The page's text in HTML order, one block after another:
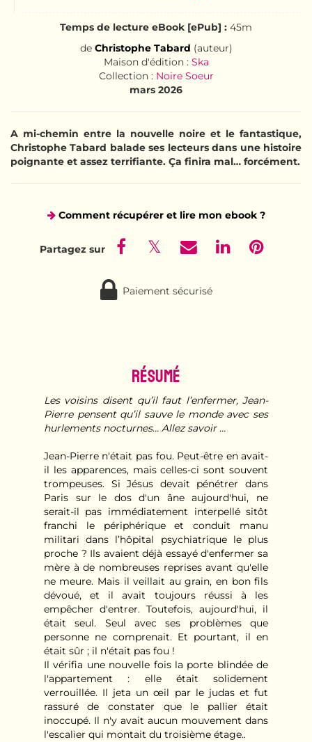
Temps de lecture eBook [ePub] : 45m
de Christophe Tabard (auteur)
Maison d'édition : Ska
Collection : Noire Soeur
mars 2026
A mi-chemin entre la nouvelle noire et le fantastique,
Christophe Tabard balade ses lecteurs dans une histoire
poignante et assez terrifiante. Ça finira mal… forcément.
Comment récupérer et lire mon ebook ?
Paiement sécurisé
Résumé
Les voisins disent qu’il faut l’enfermer, Jean-
Pierre pensent qu’il sauve le monde avec ses
hurlements nocturnes… Allez savoir …
Jean-Pierre n'était pas fou. Peut-être en avait-
il les apparences, mais celles-ci sont souvent
trompeuses. Si Jésus devait pénétrer dans
Paris sur le dos d'un âne aujourd'hui, ne
serait-il pas immédiatement interpellé sitôt
franchi le périphérique et conduit manu
militari dans l’hôpital psychiatrique le plus
proche ? Ils avaient déjà essayé d'enfermer sa
mère à de nombreuses reprises avant qu'elle
ne meure. Mais il veillait au grain, en bon fils
dévoué, et il avait toujours réussi à les
empêcher d'entrer. Toutefois, aujourd'hui, il
était seul. Seul avec ses problèmes que
personne ne comprenait. Et pourtant, il en
était sûr ; il n'était pas fou !
Il vérifia une nouvelle fois la porte blindée de
l'appartement : elle était solidement
verrouillée. Il jeta un œil par le judas et fut
rassuré de constater que le pallier était
inoccupé. Il n'y avait aucun mouvement dans
l'escalier qui montait du troisième étage..